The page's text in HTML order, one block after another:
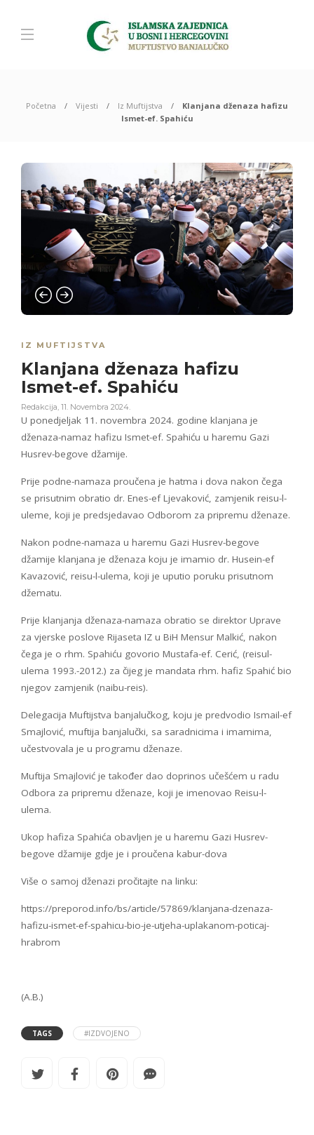
Početna Vijesti Iz Muftijstva
Klanjana dženaza hafizu
Ismet-ef. Spahiću
IZ MUFTIJSTVA
Klanjana dženaza hafizu
Ismet-ef. Spahiću
Redakcija, 11. Novembra 2024.
U ponedjeljak 11. novembra 2024. godine klanjana je
dženaza-namaz hafizu Ismet-ef. Spahiću u haremu Gazi
Husrev-begove džamije.
Prije podne-namaza proučena je hatma i dova nakon čega
se prisutnim obratio dr. Enes-ef Ljevaković, zamjenik reisu-l-
uleme, koji je predsjedavao Odborom za pripremu dženaze.
Nakon podne-namaza u haremu Gazi Husrev-begove
džamije klanjana je dženaza koju je imamio dr. Husein-ef
Kavazović, reisu-l-ulema, koji je uputio poruku prisutnom
džematu.
Prije klanjanja dženaza-namaza obratio se direktor Uprave
za vjerske poslove Rijaseta IZ u BiH Mensur Malkić, nakon
čega je o rhm. Spahiću govorio Mustafa-ef. Cerić, (reisul-
ulema 1993.-2012.) za čijeg je mandata rhm. hafiz Spahić bio
njegov zamjenik (naibu-reis).
Delegacija Muftijstva banjalučkog, koju je predvodio Ismail-ef
Smajlović, muftija banjalučki, sa saradnicima i imamima,
učestvovala je u programu dženaze.
Muftija Smajlović je također dao doprinos učešćem u radu
Odbora za pripremu dženaze, koji je imenovao Reisu-l-
ulema.
Ukop hafiza Spahića obavljen je u haremu Gazi Husrev-
begove džamije gdje je i proučena kabur-dova
Više o samoj dženazi pročitajte na linku:
https://preporod.info/bs/article/57869/klanjana-dzenaza-
hafizu-ismet-ef-spahicu-bio-je-utjeha-uplakanom-poticaj-
hrabrom
(A.B.)
TAGS #IZDVOJENO